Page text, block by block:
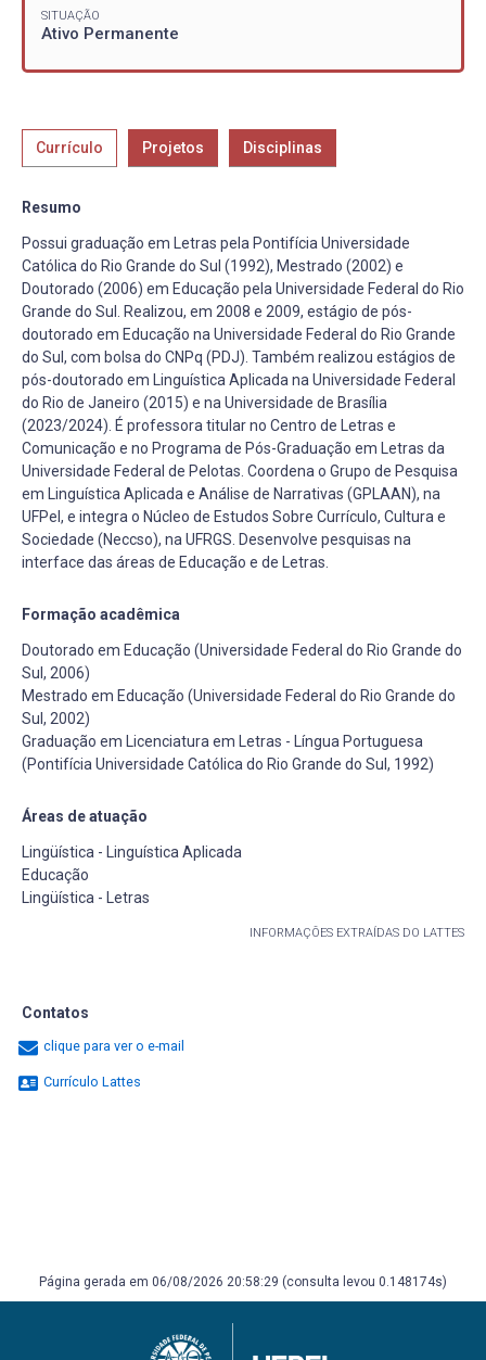
SITUAÇÃO
Ativo Permanente
Currículo Projetos Disciplinas
Resumo
Possui graduação em Letras pela Pontifícia Universidade
Católica do Rio Grande do Sul (1992), Mestrado (2002) e
Doutorado (2006) em Educação pela Universidade Federal do Rio
Grande do Sul. Realizou, em 2008 e 2009, estágio de pós-
doutorado em Educação na Universidade Federal do Rio Grande
do Sul, com bolsa do CNPq (PDJ). Também realizou estágios de
pós-doutorado em Linguística Aplicada na Universidade Federal
do Rio de Janeiro (2015) e na Universidade de Brasília
(2023/2024). É professora titular no Centro de Letras e
Comunicação e no Programa de Pós-Graduação em Letras da
Universidade Federal de Pelotas. Coordena o Grupo de Pesquisa
em Linguística Aplicada e Análise de Narrativas (GPLAAN), na
UFPel, e integra o Núcleo de Estudos Sobre Currículo, Cultura e
Sociedade (Neccso), na UFRGS. Desenvolve pesquisas na
interface das áreas de Educação e de Letras.
Formação acadêmica
Doutorado em Educação (Universidade Federal do Rio Grande do
Sul, 2006)
Mestrado em Educação (Universidade Federal do Rio Grande do
Sul, 2002)
Graduação em Licenciatura em Letras - Língua Portuguesa
(Pontifícia Universidade Católica do Rio Grande do Sul, 1992)
Áreas de atuação
Lingüística - Linguística Aplicada
Educação
Lingüística - Letras
INFORMAÇÕES EXTRAÍDAS DO LATTES
Contatos
clique para ver o e-mail
Currículo Lattes
Página gerada em 06/08/2026 20:58:29 (consulta levou 0.148174s)